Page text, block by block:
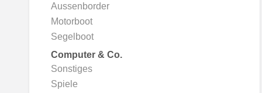
Aussenborder
Motorboot
Segelboot
Computer & Co.
Sonstiges
Spiele